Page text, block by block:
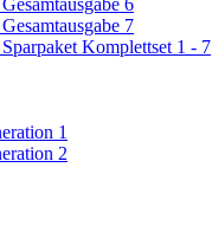
6
7
Komplettset 1 - 7
1
2